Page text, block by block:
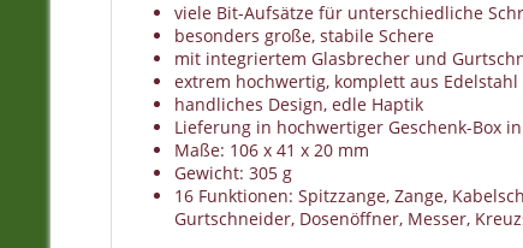
viele Bit-Aufsätze für unterschiedliche
besonders große, stabile Schere
mit integriertem Glasbrecher und
extrem hochwertig, komplett aus
handliches Design, edle Haptik
Lieferung in hochwertiger Geschenk-Box
Maße: 106 x 41 x 20 mm
Gewicht: 305 g
16 Funktionen: Spitzzange, Zange,
Gurtschneider, Dosenöffner, Messer,